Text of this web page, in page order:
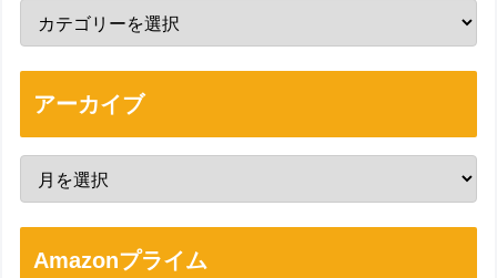
アーカイブ
Amazonプライム